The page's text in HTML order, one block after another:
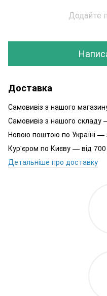
Додайте
Доставка
Самовивіз з нашого
Самовивіз з нашого складу
Новою поштою по Україні —
Кур'єром по Києву — від 700
Детальніше про доставку